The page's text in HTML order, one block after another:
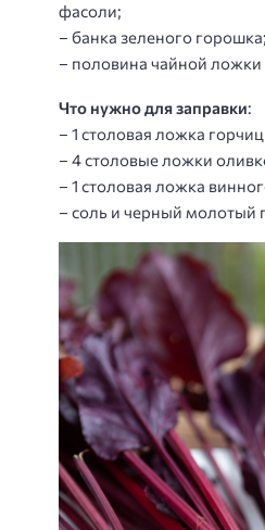
фасоли;
– банка зеленого горошка;
– половина чайной
Что нужно для заправки:
– 1 столовая ложка
– 4 столовые ложки
– 1 столовая ложка
– соль и черный молотый